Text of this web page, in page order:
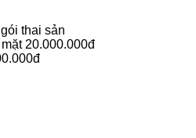
thai sản
20.000.000đ